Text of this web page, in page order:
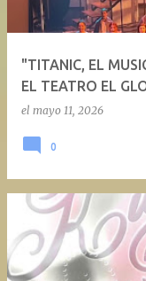
"TITANIC, EL
EL TEATRO EL
el mayo 11, 2026
0